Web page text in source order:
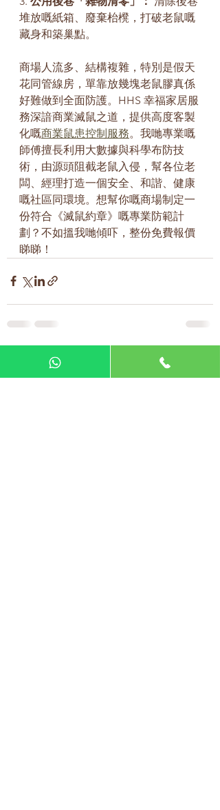
堆放嘅紙箱、廢棄枱櫈，打破老鼠嘅
藏身和築巢點。
商場人流多、結構複雜，特別是假天
花同管線房，單靠放幾塊老鼠膠真係
好難做到全面防護。HHS 幸福家居服
務深諳商業滅鼠之道，提供高度客製
化嘅商業鼠患控制服務。我哋專業嘅
師傅擅長利用大數據與科學布防技
術，由源頭阻截老鼠入侵，幫各位老
闆、經理打造一個安全、和諧、健康
嘅社區同環境。想幫你嘅商場制定一
份符合《滅鼠約章》嘅專業防範計
劃？不如搵我哋傾吓，整份免費報價
睇睇！
最新文章